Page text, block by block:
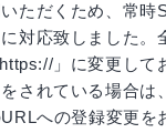
ただくため、常時
対応致しました。
」に変更して
をされている場合は
への登録変更を